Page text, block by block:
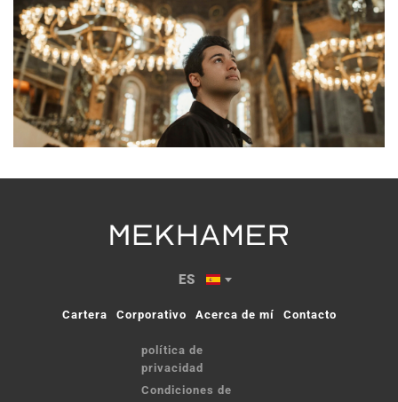
ES
Cartera Corporativo Acerca de mí Contacto
política de
privacidad
Condiciones de